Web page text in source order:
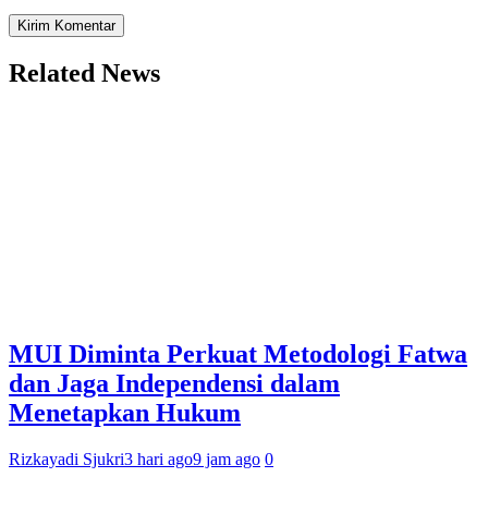
Related News
MUI Diminta Perkuat Metodologi Fatwa
dan Jaga Independensi dalam
Menetapkan Hukum
Rizkayadi Sjukri3 hari ago9 jam ago 0